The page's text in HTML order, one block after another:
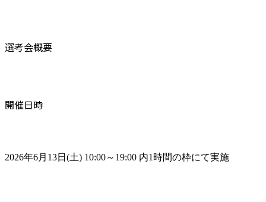
選考会概要
開催日時
2026年6月13日(土) 10:00～19:00 内1時間の枠にて実施